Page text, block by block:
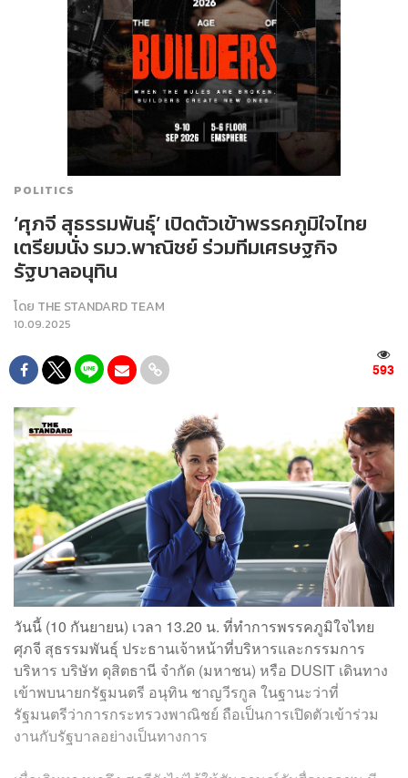
POLITICS
‘ศุภจี สุธรรมพันธุ์’ เปิดตัวเข้าพรรคภูมิใจไทย
เตรียมนั่ง รมว.พาณิชย์ ร่วมทีมเศรษฐกิจ
รัฐบาลอนุทิน
โดย THE STANDARD TEAM
10.09.2025
593
วันนี้ (10 กันยายน) เวลา 13.20 น. ที่ทำการพรรคภูมิใจไทย
ศุภจี สุธรรมพันธุ์ ประธานเจ้าหน้าที่บริหารและกรรมการ
บริหาร บริษัท ดุสิตธานี จำกัด (มหาชน) หรือ DUSIT เดินทาง
เข้าพบนายกรัฐมนตรี อนุทิน ชาญวีรกูล ในฐานะว่าที่
รัฐมนตรีว่าการกระทรวงพาณิชย์ ถือเป็นการเปิดตัวเข้าร่วม
งานกับรัฐบาลอย่างเป็นทางการ